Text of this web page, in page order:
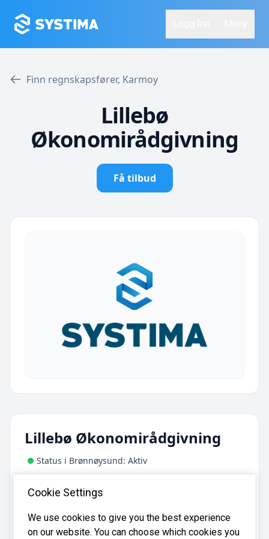
Finn regnskapsfører, Karmoy
Lillebø
Økonomirådgivning
Få tilbud
Lillebø Økonomirådgivning
Status i Brønnøysund: Aktiv
c/o Kjell-Otto Lillebø, Stongtunet 30, 4270
Cookie Settings
We use cookies to give you the best experience
on our website. You can choose which cookies you